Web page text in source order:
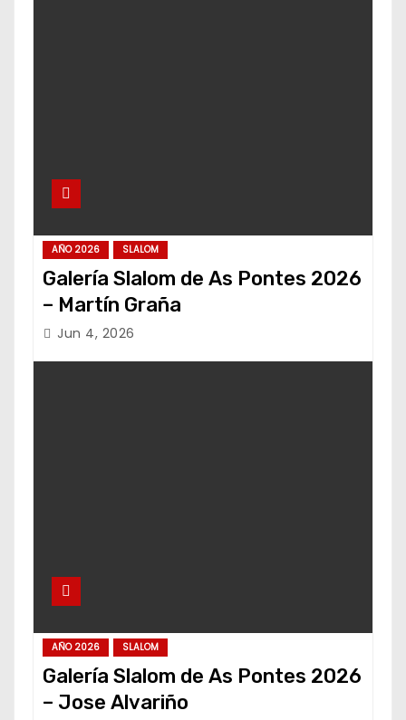
AÑO 2026 SLALOM
Galería Slalom de As Pontes 2026
– Martín Graña
Jun 4, 2026
AÑO 2026 SLALOM
Galería Slalom de As Pontes 2026
– Jose Alvariño